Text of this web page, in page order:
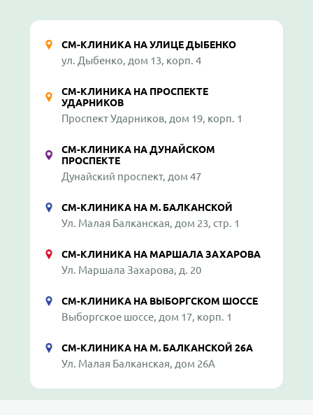
СМ-КЛИНИКА НА УЛИЦЕ ДЫБЕНКО
ул. Дыбенко, дом 13, корп. 4
СМ-КЛИНИКА НА ПРОСПЕКТЕ
УДАРНИКОВ
Проспект Ударников, дом 19, корп. 1
СМ-КЛИНИКА НА ДУНАЙСКОМ
ПРОСПЕКТЕ
Дунайский проспект, дом 47
СМ-КЛИНИКА НА М. БАЛКАНСКОЙ
Ул. Малая Балканская, дом 23, стр. 1
СМ-КЛИНИКА НА МАРШАЛА ЗАХАРОВА
Ул. Маршала Захарова, д. 20
СМ-КЛИНИКА НА ВЫБОРГСКОМ ШОССЕ
Выборгское шоссе, дом 17, корп. 1
СМ-КЛИНИКА НА М. БАЛКАНСКОЙ 26А
Ул. Малая Балканская, дом 26А